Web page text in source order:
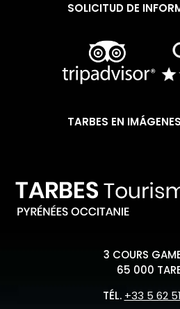
SOLICITUD DE
TARBES EN IMÁGENES
3 COURS
65 000
TÉL. +33 5 62